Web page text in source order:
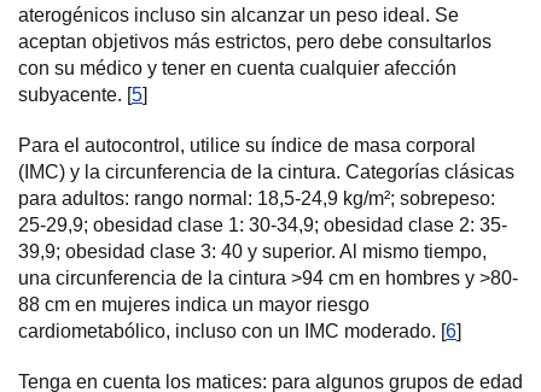
aterogénicos incluso sin alcanzar un peso ideal. Se
aceptan objetivos más estrictos, pero debe consultarlos
con su médico y tener en cuenta cualquier afección
subyacente. [5]
Para el autocontrol, utilice su índice de masa corporal
(IMC) y la circunferencia de la cintura. Categorías clásicas
para adultos: rango normal: 18,5-24,9 kg/m²; sobrepeso:
25-29,9; obesidad clase 1: 30-34,9; obesidad clase 2: 35-
39,9; obesidad clase 3: 40 y superior. Al mismo tiempo,
una circunferencia de la cintura >94 cm en hombres y >80-
88 cm en mujeres indica un mayor riesgo
cardiometabólico, incluso con un IMC moderado. [6]
Tenga en cuenta los matices: para algunos grupos de edad